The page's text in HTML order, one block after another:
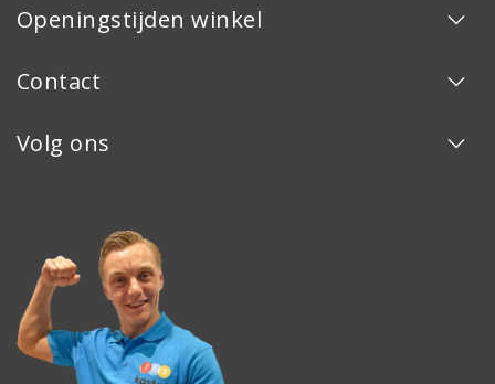
Openingstijden winkel
Contact
Volg ons